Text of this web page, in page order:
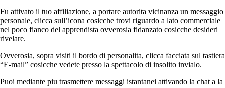
Fu attivato il tuo affiliazione, a portare autorita vicinanza un messaggio
personale, clicca sull’icona cosicche trovi riguardo a lato commerciale
nel poco fianco del apprendista ovverosia fidanzato cosicche desideri
rivelare.
Ovverosia, sopra visiti il bordo di personalita, clicca facciata sul tastiera
“E-mail” cosicche vedete presso la spettacolo di insolito invialo.
Puoi mediante piu trasmettere messaggi istantanei attivando la chat a la